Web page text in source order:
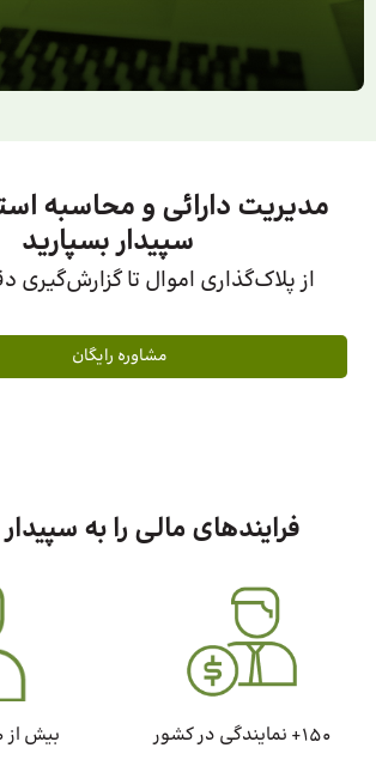
مدیریت دارائی و محاسبه
سپیدار بسپارید
از پلاک‌گذاری اموال تا گزارش‌گیری
مشاوره رایگان
فرایندهای مالی را به
150+ نمایندگی در کشور بیش از 120 هزار مشتری